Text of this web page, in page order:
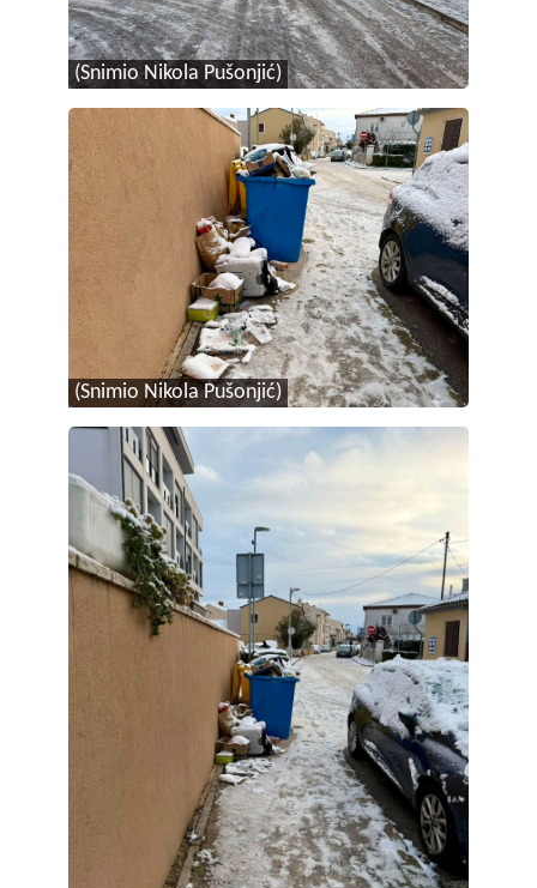
(Snimio Nikola Pušonjić)
(Snimio Nikola Pušonjić)